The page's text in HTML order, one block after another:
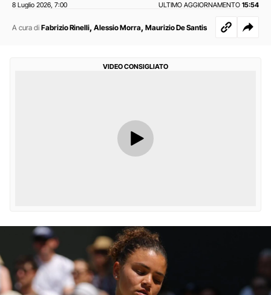
8 Luglio 2026 7:00 ULTIMO AGGIORNAMENTO 15:54
A cura di Fabrizio Rinelli, Alessio Morra, Maurizio De Santis
VIDEO CONSIGLIATO